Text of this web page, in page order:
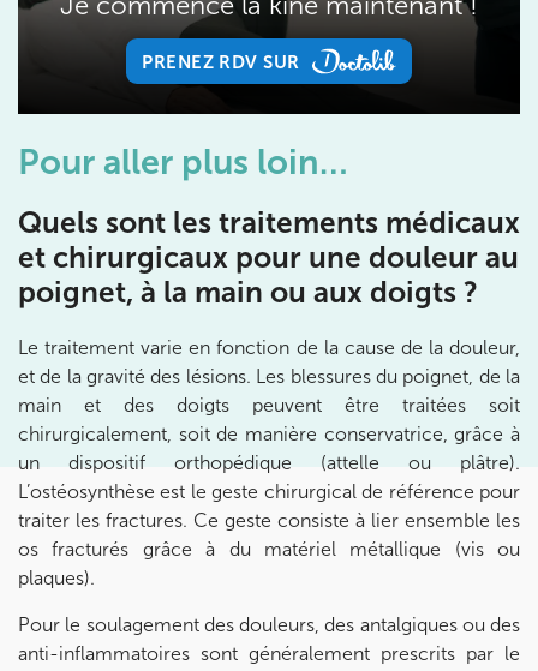
PRENEZ RDV SUR
Pour aller plus loin…
Quels sont les traitements médicaux
et chirurgicaux pour une douleur au
poignet, à la main ou aux doigts ?
Le traitement varie en fonction de la cause de la douleur,
et de la gravité des lésions. Les blessures du poignet, de la
main et des doigts peuvent être traitées soit
chirurgicalement, soit de manière conservatrice, grâce à
un dispositif orthopédique (attelle ou plâtre).
L’ostéosynthèse est le geste chirurgical de référence pour
traiter les fractures. Ce geste consiste à lier ensemble les
os fracturés grâce à du matériel métallique (vis ou
plaques).
Pour le soulagement des douleurs, des antalgiques ou des
anti-inflammatoires sont généralement prescrits par le
Prenez RDV sur
Prenez RDV sur
1 Rue Mertens 92600 Bois-Colombes
1 Rue Mertens 92600 Bois-Colombes
01 43 50 50 81
Prenez RDV sur
IK OLYMPE SANTE ANTONY
28 Rue Velpeau 92160 Antony
28 Rue Velpeau 92160 Antony
01 76 21 71 41
Prenez RDV sur
KOSS PARIS 8